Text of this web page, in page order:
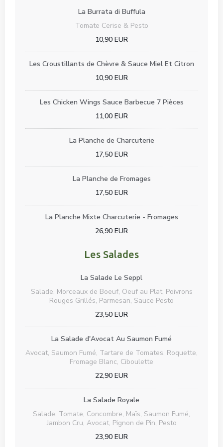
La Burrata di Buffula
Tomate Cerise & Pesto
10,90 EUR
Les Croustillants de Chèvre & Sauce Miel Et Citron
10,90 EUR
Les Chicken Wings Sauce Barbecue 7 Pièces
11,00 EUR
La Planche de Charcuterie
17,50 EUR
La Planche de Fromages
17,50 EUR
La Planche Mixte Charcuterie - Fromages
26,90 EUR
Les Salades
La Salade Le Seppl
Salade, Morceaux de Boeuf, Oeuf au Plat, Poivrons
Rouges Grillés, Parmesan, Sauce Pesto
23,50 EUR
La Salade d'Avocat Au Saumon Fumé
Avocat, Saumon Fumé, Tartare de Tomates, Roquette,
Fromage Blanc, Ciboulette
22,90 EUR
La Salade Royale
Salade, Tomate, Concombre, Maïs, Saumon Fumé,
Jambon Cru, Avocat, Pignon de Pin, Pesto
23,90 EUR